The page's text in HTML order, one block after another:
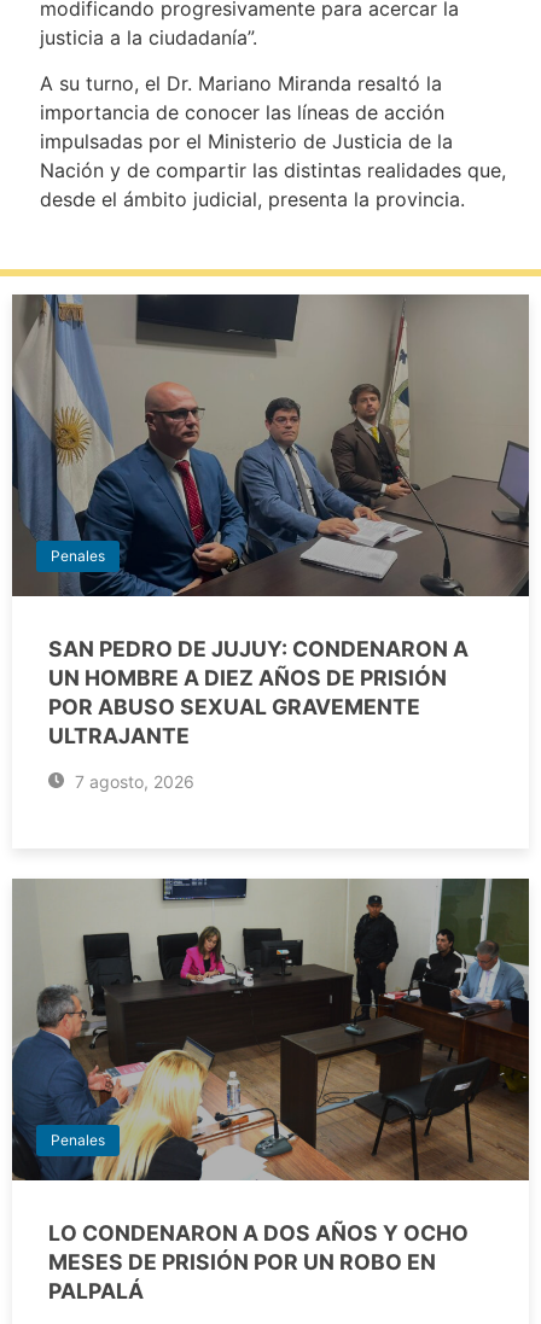
modificando progresivamente para acercar la
justicia a la ciudadanía”.
A su turno, el Dr. Mariano Miranda resaltó la
importancia de conocer las líneas de acción
impulsadas por el Ministerio de Justicia de la
Nación y de compartir las distintas realidades que,
desde el ámbito judicial, presenta la provincia.
Penales
SAN PEDRO DE JUJUY: CONDENARON A
UN HOMBRE A DIEZ AÑOS DE PRISIÓN
POR ABUSO SEXUAL GRAVEMENTE
ULTRAJANTE
7 agosto, 2026
Penales
LO CONDENARON A DOS AÑOS Y OCHO
MESES DE PRISIÓN POR UN ROBO EN
PALPALÁ